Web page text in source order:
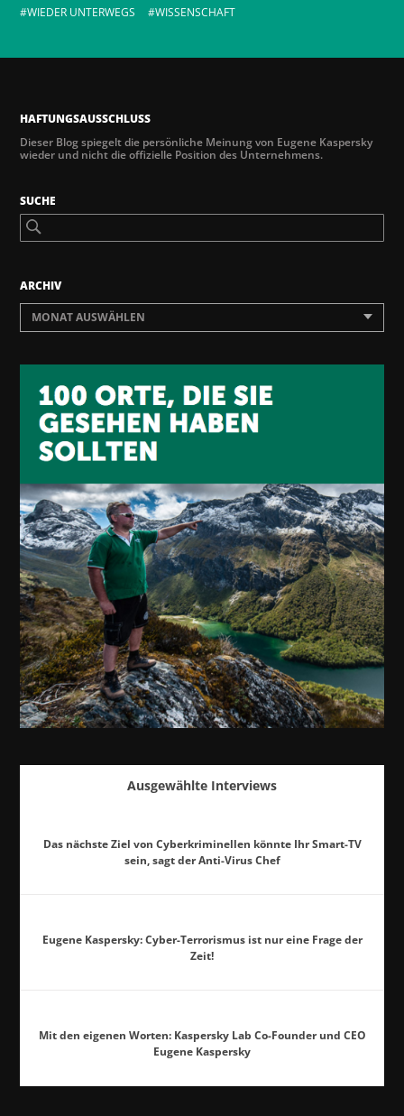
WIEDER UNTERWEGS
WISSENSCHAFT
HAFTUNGSAUSSCHLUSS
Dieser Blog spiegelt die persönliche Meinung von Eugene Kaspersky
wieder und nicht die offizielle Position des Unternehmens.
SUCHE
ARCHIV
MONAT AUSWÄHLEN
Ausgewählte Interviews
Das nächste Ziel von Cyberkriminellen könnte Ihr Smart-TV
sein, sagt der Anti-Virus Chef
Eugene Kaspersky: Cyber-Terrorismus ist nur eine Frage der
Zeit!
Mit den eigenen Worten: Kaspersky Lab Co-Founder und CEO
Eugene Kaspersky